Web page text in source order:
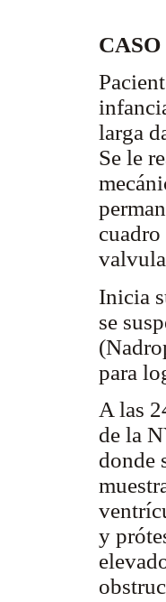
larga
Se le
Inicia
se
para
A las
de la
donde
y